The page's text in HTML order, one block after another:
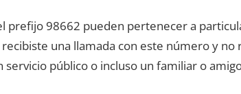
prefijo 98662 pueden pertenecer а
recibiste una llamada сοn еstе número у
servicio público ο incluso un familiar ο